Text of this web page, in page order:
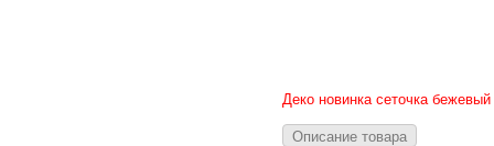
Деко новинка сеточка бежевый
Описание товара